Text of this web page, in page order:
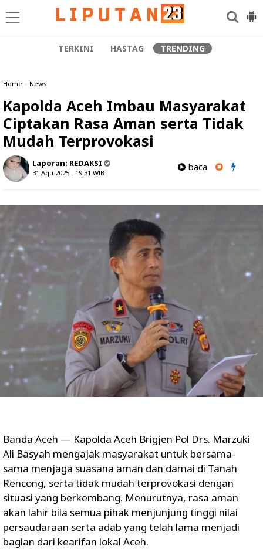
TERKINI HASTAG TRENDING
Home » News
Kapolda Aceh Imbau Masyarakat
Ciptakan Rasa Aman serta Tidak
Mudah Terprovokasi
Laporan: REDAKSI
31 Agu 2025 - 19:31 WIB
baca
Banda Aceh — Kapolda Aceh Brigjen Pol Drs. Marzuki
Ali Basyah mengajak masyarakat untuk bersama-
sama menjaga suasana aman dan damai di Tanah
Rencong, serta tidak mudah terprovokasi dengan
situasi yang berkembang. Menurutnya, rasa aman
akan lahir bila semua pihak menjunjung tinggi nilai
persaudaraan serta adab yang telah lama menjadi
bagian dari kearifan lokal Aceh.